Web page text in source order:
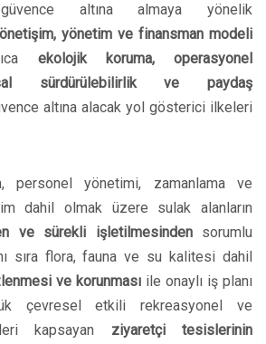
altına almaya yönelik
yönetim ve finansman modeli
ekolojik koruma, operasyonel
sürdürülebilirlik ve paydaş
altına alacak yol gösterici ilkeleri
personel yönetimi, zamanlama ve
dahil olmak üzere sulak alanların
ve sürekli işletilmesindensorumlu
sıra flora, fauna ve su kalitesi dahil
ve korunması ile onaylı iş planı
çevresel etkili rekreasyonel ve
kapsayan ziyaretçi tesislerinin